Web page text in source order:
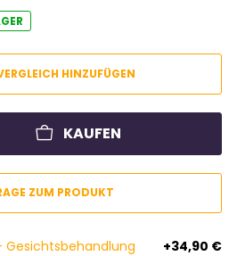
HINZUFÜGEN
KAUFEN
ZUM PRODUKT
Gesichtsbehandlung
+34,90 €